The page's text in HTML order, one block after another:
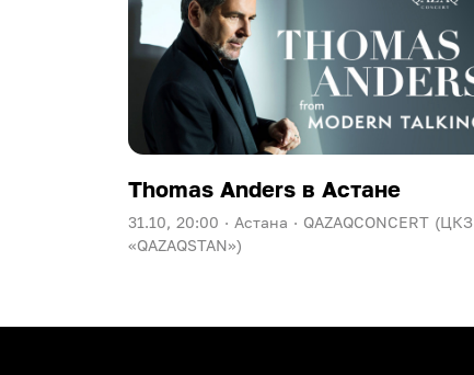
Thomas Anders в Астане
31.10, 20:00 · Астана · QAZAQCONCERT (ЦКЗ
«QAZAQSTAN»)